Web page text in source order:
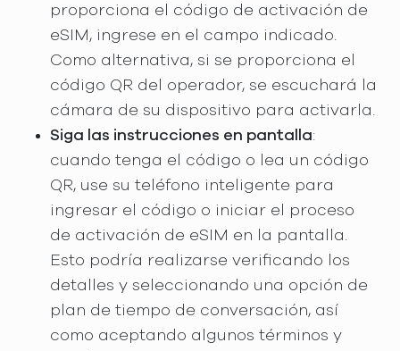
proporciona el código de activación de
eSIM, ingrese en el campo indicado.
Como alternativa, si se proporciona el
código QR del operador, se escuchará la
cámara de su dispositivo para activarla.
Siga las instrucciones en pantalla:
cuando tenga el código o lea un código
QR, use su teléfono inteligente para
ingresar el código o iniciar el proceso
de activación de eSIM en la pantalla.
Esto podría realizarse verificando los
detalles y seleccionando una opción de
plan de tiempo de conversación, así
como aceptando algunos términos y